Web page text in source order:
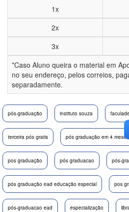
1x
2x
3x
*Caso Aluno queira o material em
no seu endereço, pelos correios,
separadamente.
pós-graduação instituto souza
terceira pós gratis pós graduação em 4 meses
pos graduação pós graduacao pós-
pós graduação ead educação especial pos
pós-graduacao ead especialização